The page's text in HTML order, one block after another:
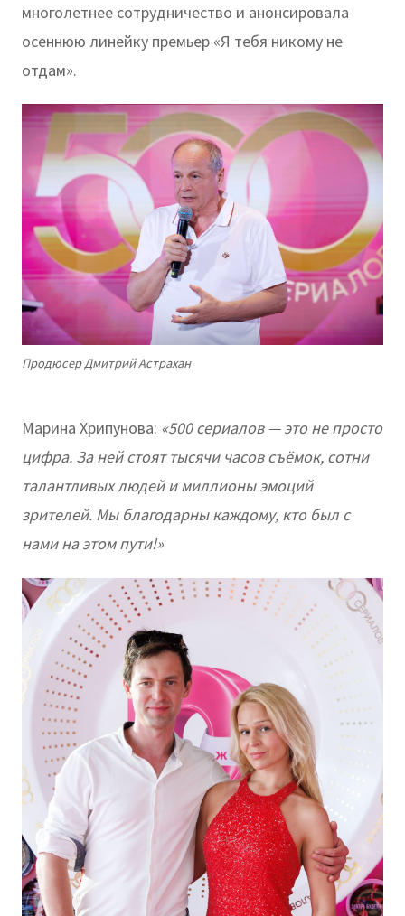
многолетнее сотрудничество и анонсировала
осеннюю линейку премьер «Я тебя никому не
отдам».
Продюсер Дмитрий Астрахан
Марина Хрипунова: «500 сериалов — это не просто
цифра. За ней стоят тысячи часов съёмок, сотни
талантливых людей и миллионы эмоций
зрителей. Мы благодарны каждому, кто был с
нами на этом пути!»